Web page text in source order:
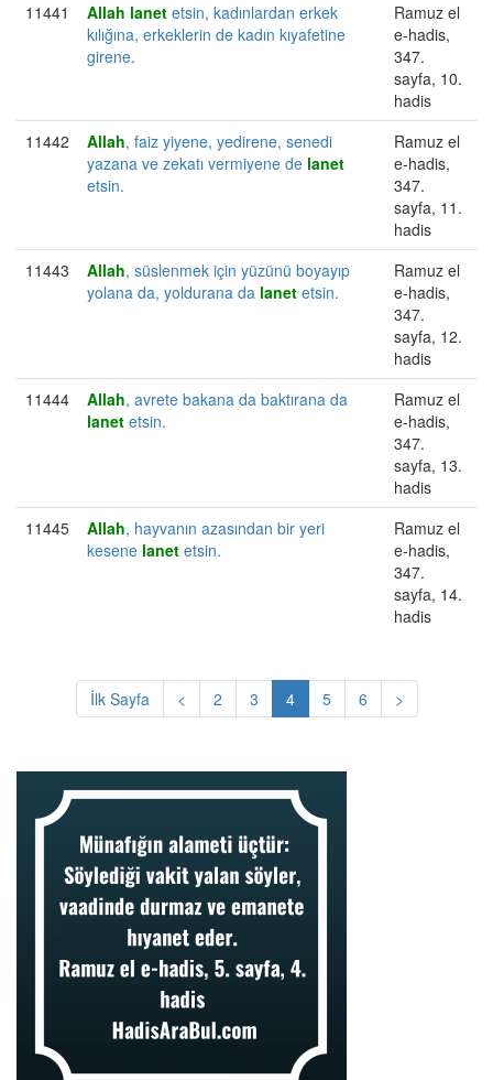
11441
Allah lanet etsin, kadınlardan erkek
kılığına, erkeklerin de kadın kıyafetine
girene.
Ramuz el
e-hadis,
347.
sayfa, 10.
hadis
11442
Allah, faiz yiyene, yedirene, senedi
yazana ve zekatı vermiyene de lanet
etsin.
Ramuz el
e-hadis,
347.
sayfa, 11.
hadis
11443
Allah, süslenmek için yüzünü boyayıp
yolana da, yoldurana da lanet etsin.
Ramuz el
e-hadis,
347.
sayfa, 12.
hadis
11444
Allah, avrete bakana da baktırana da
lanet etsin.
Ramuz el
e-hadis,
347.
sayfa, 13.
hadis
11445
Allah, hayvanın azasından bir yeri
kesene lanet etsin.
Ramuz el
e-hadis,
347.
sayfa, 14.
hadis
İlk Sayfa < 2 3 4 5 6 >